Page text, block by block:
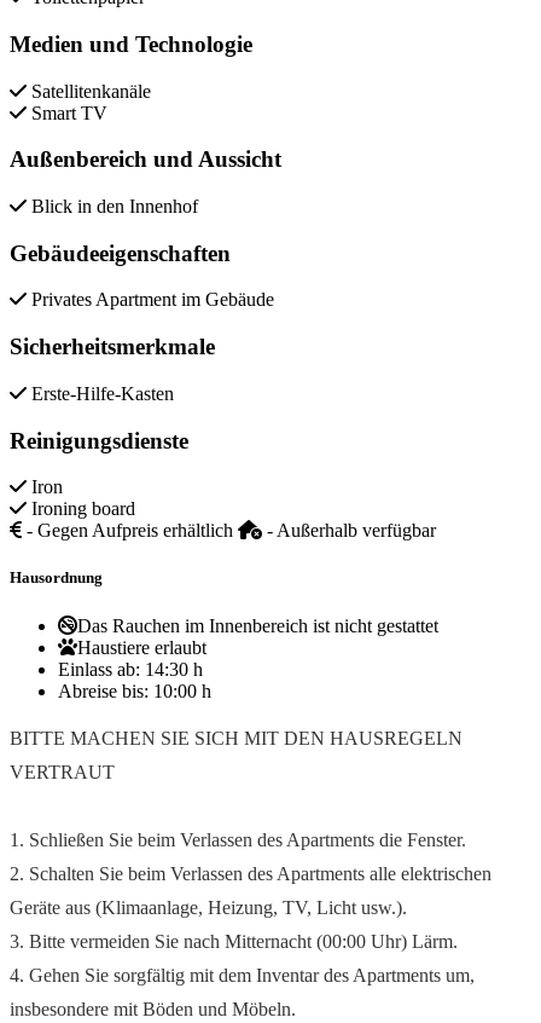
Medien und Technologie
Satellitenkanäle
Smart TV
Außenbereich und Aussicht
Blick in den Innenhof
Gebäudeeigenschaften
Privates Apartment im Gebäude
Sicherheitsmerkmale
Erste-Hilfe-Kasten
Reinigungsdienste
Iron
Ironing board
- Gegen Aufpreis erhältlich
- Außerhalb verfügbar
Hausordnung
Das Rauchen im Innenbereich ist nicht gestattet
Haustiere erlaubt
Einlass ab: 14:30 h
Abreise bis: 10:00 h
BITTE MACHEN SIE SICH MIT DEN HAUSREGELN
VERTRAUT
1. Schließen Sie beim Verlassen des Apartments die Fenster.
2. Schalten Sie beim Verlassen des Apartments alle elektrischen
Geräte aus (Klimaanlage, Heizung, TV, Licht usw.).
3. Bitte vermeiden Sie nach Mitternacht (00:00 Uhr) Lärm.
4. Gehen Sie sorgfältig mit dem Inventar des Apartments um,
insbesondere mit Böden und Möbeln.